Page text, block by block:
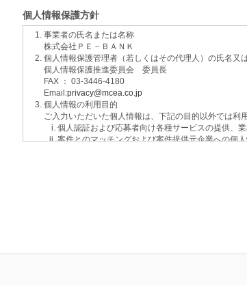
個人情報保護方針
事業者の氏名または名称
株式会社ＰＥ－ＢＡＮＫ
個人情報保護管理者（若しくはその代理人）の氏名又
個人情報保護推進委員会 委員長
FAX ： 03-3446-4180
Email:privacy@mcea.co.jp
個人情報の利用目的
ご入力いただいた個人情報は、下記の目的以外では利
個人認証および応募者向け各種サービスの提供、
案件とのマッチングおよび案件提供元企業への個
当社運営のウェブサイト訪問前にクリックされて
取得した個人情報は法令等による場合を除いて第三者
保有個人データの開示等および問い合わせ窓口につい